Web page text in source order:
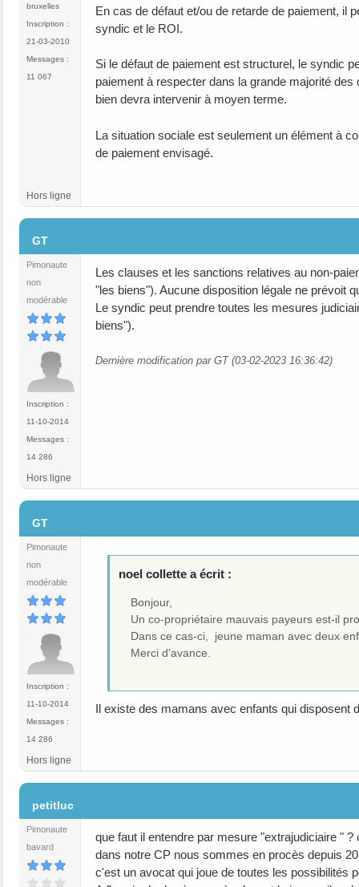
bruxelles
Inscription :
21-03-2010
Messages :
11 067
En cas de défaut et/ou de retarde de paiement, il
syndic et le ROI.
Si le défaut de paiement est structurel, le syndic
paiement à respecter dans la grande majorité
bien devra intervenir à moyen terme.
La situation sociale est seulement un élément à
de paiement envisagé.
Hors ligne
GT
Pimonaute
non
modérable
Inscription :
11-10-2014
Messages :
14 286
Les clauses et les sanctions relatives au non-
"les biens"). Aucune disposition légale ne prévoit
Le syndic peut prendre toutes les mesures
biens").
Dernière modification par GT (03-02-2023 16:36:42)
Hors ligne
GT
Pimonaute
non
modérable
Inscription :
11-10-2014
Messages :
14 286
noel collette a écrit :
Bonjour,
Un co-propriétaire mauvais payeurs est-il
Dans ce cas-ci, jeune maman avec deux
Merci d'avance.
Il existe des mamans avec enfants qui disposent
Hors ligne
petitluc
Pimonaute
bavard
que faut il entendre par mesure "extrajudiciaire "
dans notre CP nous sommes en procès depuis
c'est un avocat qui joue de toutes les possibilités